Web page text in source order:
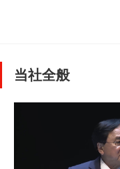
当社全般